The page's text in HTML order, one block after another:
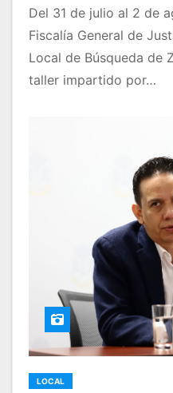
Del 31 de julio al 2 de
Fiscalía General de
Local de Búsqueda de
taller impartido por…
LOCAL